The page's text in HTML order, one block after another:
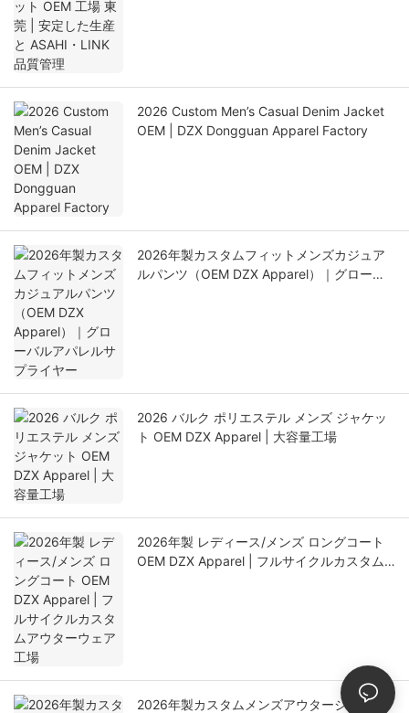
2026 Custom Men’s Casual Denim Jacket
OEM | DZX Dongguan Apparel Factory
2026年製カスタムフィットメンズカジュア
ルパンツ（OEM DZX Apparel）｜グローバ
2026 バルク ポリエステル メンズ ジャケッ
ト OEM DZX Apparel | 大容量工場
2026年製 レディース/メンズ ロングコート
OEM DZX Apparel | フルサイクルカスタム
2026年製カスタムメンズアウタージャケッ